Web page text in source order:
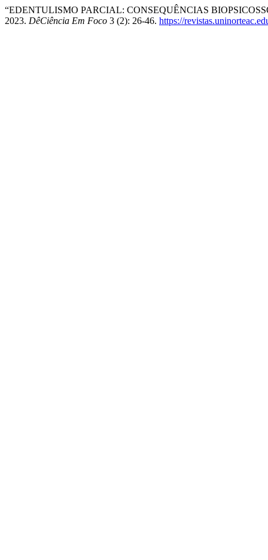
“EDENTULISMO PARCIAL: CONSEQUÊNCIAS
2023. DêCiência Em Foco 3 (2): 26-46. https://